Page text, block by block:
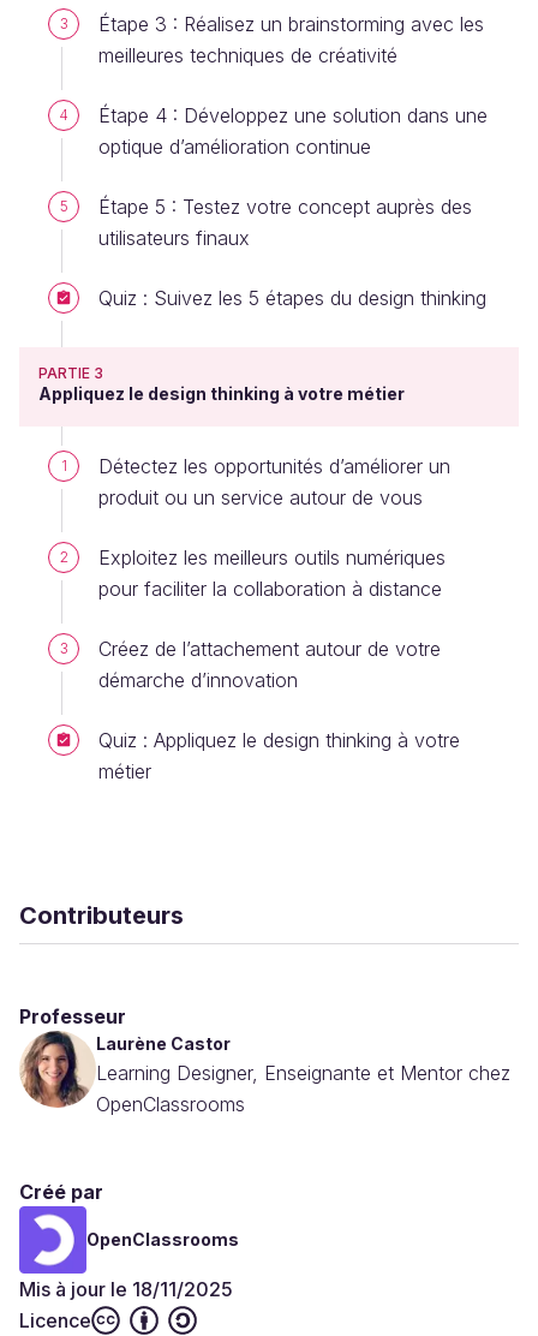
3
Étape 3 : Réalisez un brainstorming avec les
meilleures techniques de créativité
4
Étape 4 : Développez une solution dans une
optique d’amélioration continue
5
Étape 5 : Testez votre concept auprès des
utilisateurs finaux
Quiz : Suivez les 5 étapes du design thinking
PARTIE 3
Appliquez le design thinking à votre métier
1
Détectez les opportunités d’améliorer un
produit ou un service autour de vous
2
Exploitez les meilleurs outils numériques
pour faciliter la collaboration à distance
3
Créez de l’attachement autour de votre
démarche d’innovation
Quiz : Appliquez le design thinking à votre
métier
Contributeurs
Professeur
Laurène Castor
Learning Designer, Enseignante et Mentor chez
OpenClassrooms
Créé par
OpenClassrooms
Mis à jour le 18/11/2025
Licence